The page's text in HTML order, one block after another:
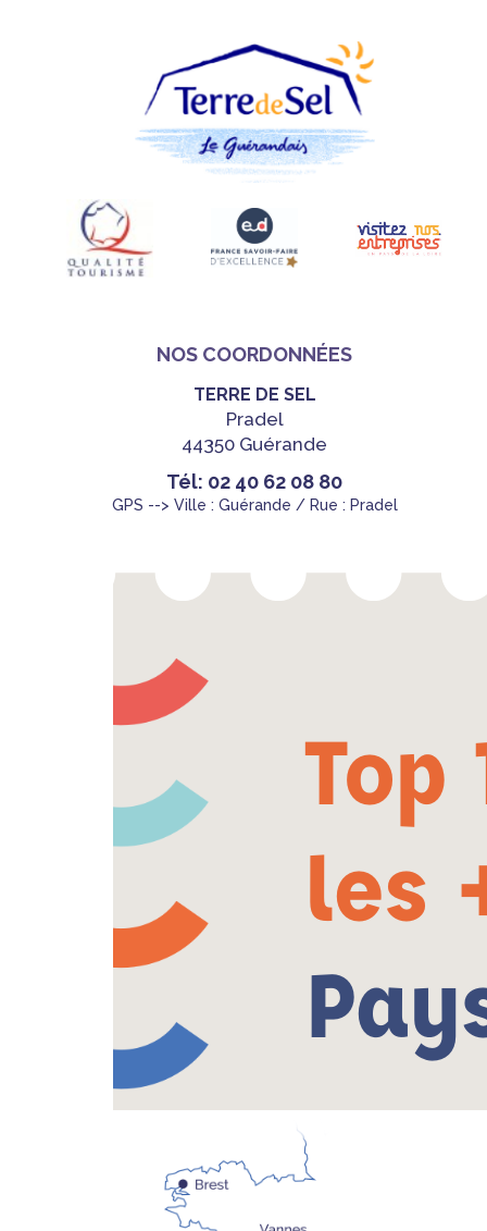
NOS COORDONNÉES
TERRE DE SEL
Pradel
44350 Guérande
Tél: 02 40 62 08 80
GPS --> Ville : Guérande / Rue : Pradel